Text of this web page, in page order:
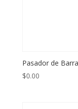
Pasador de
$0.00